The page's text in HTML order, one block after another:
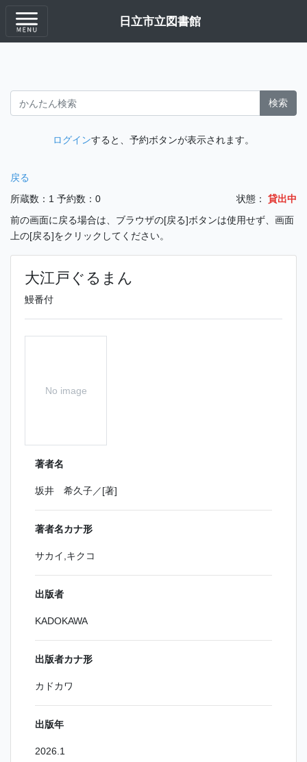
日立市立図書館
検索
ログインすると、予約ボタンが表示されます。
戻る
所蔵数：1 予約数：0 状態：
貸出中
前の画面に戻る場合は、ブラウザの[戻る]ボタンは使用せず、画面
上の[戻る]をクリックしてください。
大江戸ぐるまん
鰻番付
No image
著者名
坂井 希久子／[著]
著者名カナ形
サカイ,キクコ
出版者
KADOKAWA
出版者カナ形
カドカワ
出版年
2026.1